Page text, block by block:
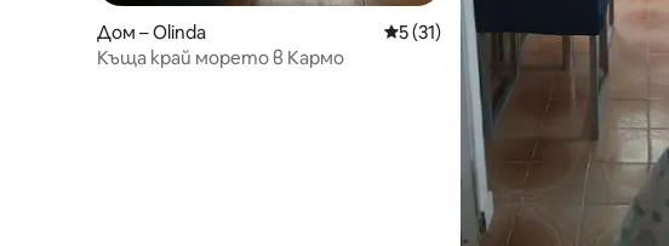
Дом – Olinda Средна оценка: 5 от 5, 31 отзива
5 (31)
Къща край морето в Кармо